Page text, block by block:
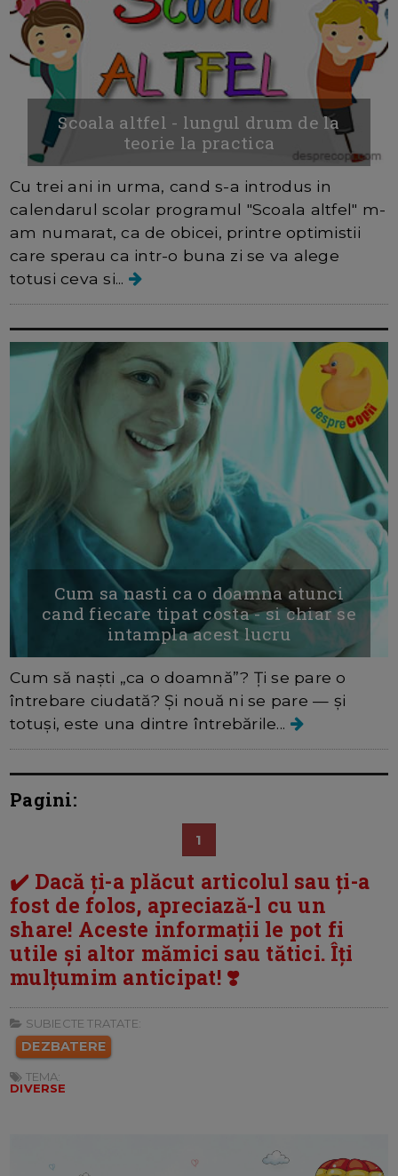
Scoala altfel - lungul drum de la
teorie la practica
Cu trei ani in urma, cand s-a introdus in
calendarul scolar programul "Scoala altfel" m-
am numarat, ca de obicei, printre optimistii
care sperau ca intr-o buna zi se va alege
totusi ceva si...
Cum sa nasti ca o doamna atunci
cand fiecare tipat costa - si chiar se
intampla acest lucru
Cum să naști „ca o doamnă”? Ți se pare o
întrebare ciudată? Și nouă ni se pare — și
totuși, este una dintre întrebările...
Pagini:
1
✔️ Dacă ți-a plăcut articolul sau ți-a
fost de folos, apreciază-l cu un
share! Aceste informații le pot fi
utile și altor mămici sau tătici. Îți
mulțumim anticipat! ❣️
SUBIECTE TRATATE:
DEZBATERE
TEMA:
DIVERSE